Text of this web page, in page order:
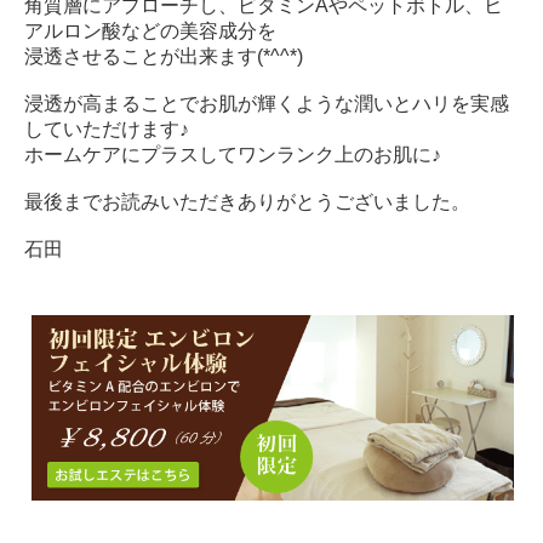
角質層にアプローチし、ビタミンAやペットボトル、ヒ
アルロン酸などの美容成分を
浸透させることが出来ます(*^^*)
浸透が高まることでお肌が輝くような潤いとハリを実感
していただけます♪
ホームケアにプラスしてワンランク上のお肌に♪
最後までお読みいただきありがとうございました。
石田